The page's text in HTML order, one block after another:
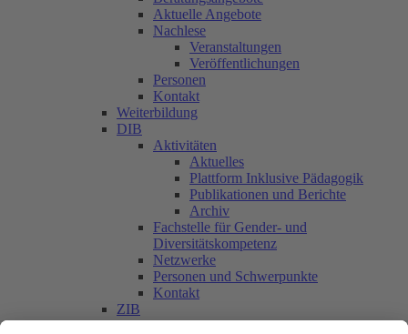
Aktuelle Angebote
Nachlese
Veranstaltungen
Veröffentlichungen
Personen
Kontakt
Weiterbildung
DIB
Aktivitäten
Aktuelles
Plattform Inklusive Pädagogik
Publikationen und Berichte
Archiv
Fachstelle für Gender- und
Diversitätskompetenz
Netzwerke
Personen und Schwerpunkte
Kontakt
ZIB
Päd. Praktische Studien